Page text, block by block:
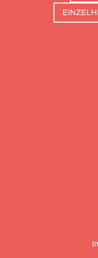
haben: Sie sind die
stürmen. Und sie